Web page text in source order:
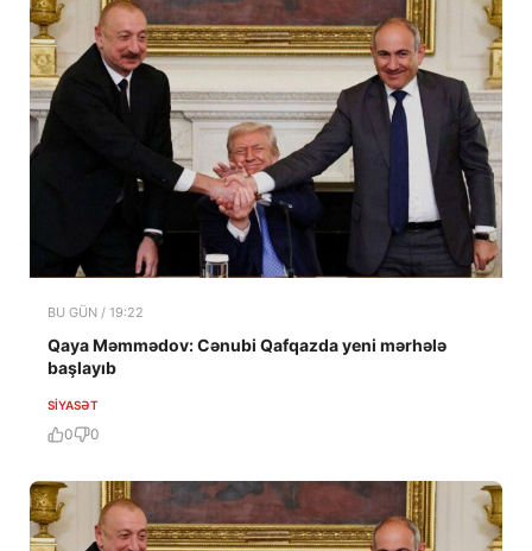
BU GÜN / 19:22
Qaya Məmmədov: Cənubi Qafqazda yeni mərhələ
başlayıb
SIYASƏT
0 0